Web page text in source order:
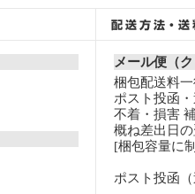
メール便（
梱包配送料
ポスト投函
不着・損害
概ね差出日
[梱包容量に
ポスト投函（